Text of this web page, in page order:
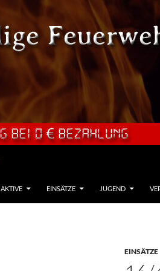
AKTIVE EINSÄTZE JUGEND
EINSÄTZE